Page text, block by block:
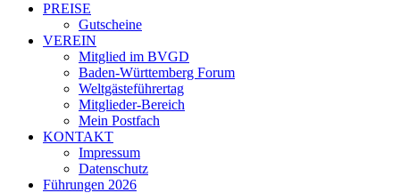
PREISE
Gutscheine
VEREIN
Mitglied im BVGD
Baden-Württemberg Forum
Weltgästeführertag
Mitglieder-Bereich
Mein Postfach
KONTAKT
Impressum
Datenschutz
Führungen 2026